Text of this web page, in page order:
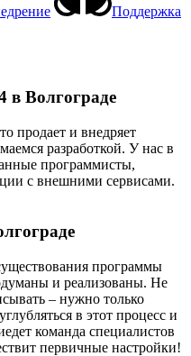
Поддержка
в Волгограде
продает и внедряет
разработкой. У нас в
программисты,
с внешними сервисами.
программы
и реализованы. Не
– нужно только
в этот процесс и
команда специалистов
первичные настройки!